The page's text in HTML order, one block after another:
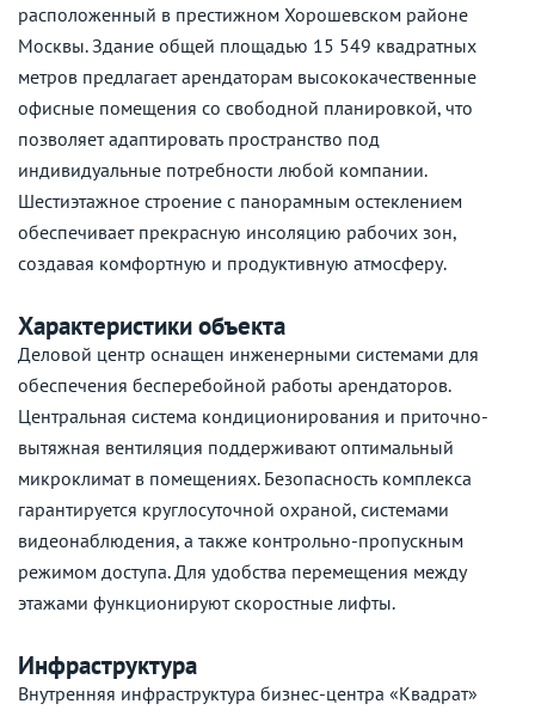
расположенный в престижном Хорошевском районе
Москвы. Здание общей площадью 15 549 квадратных
метров предлагает арендаторам высококачественные
офисные помещения со свободной планировкой, что
позволяет адаптировать пространство под
индивидуальные потребности любой компании.
Шестиэтажное строение с панорамным остеклением
обеспечивает прекрасную инсоляцию рабочих зон,
создавая комфортную и продуктивную атмосферу.
Характеристики объекта
Деловой центр оснащен инженерными системами для
обеспечения бесперебойной работы арендаторов.
Центральная система кондиционирования и приточно-
вытяжная вентиляция поддерживают оптимальный
микроклимат в помещениях. Безопасность комплекса
гарантируется круглосуточной охраной, системами
видеонаблюдения, а также контрольно-пропускным
режимом доступа. Для удобства перемещения между
этажами функционируют скоростные лифты.
Инфраструктура
Внутренняя инфраструктура бизнес-центра «Квадрат»